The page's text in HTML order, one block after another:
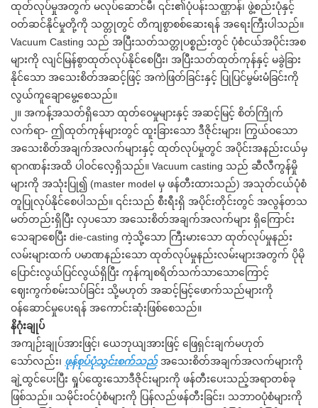
ထုတ်လုပ်မှုအတွက် မလုပ်ဆောင်မီ၊ ၎င်း၏ပုံပန်းသဏ္ဌာန်၊ ဖွဲ့စည်းပုံနှင့်
ဝတ်ဆင်နိုင်မှုတို့ကို သတ္တုတွင် တိကျစွာစစ်ဆေးရန် အရေးကြီးပါသည်။
Vacuum Casting သည် အပြီးသတ်သတ္တုပစ္စည်းတွင် ပုံစံငယ်အပိုင်းအစ
များကို လျင်မြန်စွာထုတ်လုပ်နိုင်စေပြီး၊ အပြီးသတ်ထုတ်ကုန်နှင့် မခွဲခြား
နိုင်သော အသေးစိတ်အဆင့်ဖြင့် အကဲဖြတ်ခြင်းနှင့် ပြုပြင်မွမ်းမံခြင်းကို
လွယ်ကူချောမွေ့စေသည်။
၂။ အကန့်အသတ်ရှိသော ထုတ်ဝေမှုများနှင့် အဆင့်မြင့် စိတ်ကြိုက်
လက်ရာ- ဤထုတ်ကုန်များတွင် ထူးခြားသော ဒီဇိုင်းများ၊ ကြွယ်ဝသော
အသေးစိတ်အချက်အလက်များနှင့် ထုတ်လုပ်မှုတွင် အပိုင်းအနည်းငယ်မှ
ရာဂဏန်းအထိ ပါဝင်လေ့ရှိသည်။ Vacuum casting သည် ဆီလီကွန်မှို
များကို အသုံးပြု၍ (master model မှ ဖန်တီးထားသည်) အသုတ်ငယ်ပုံစံ
တူပြုလုပ်နိုင်စေပါသည်။ ၎င်းသည် စီးရီးရှိ အပိုင်းတိုင်းတွင် အလွန်တသ
မတ်တည်းရှိပြီး လှပသော အသေးစိတ်အချက်အလက်များ ရှိကြောင်း
သေချာစေပြီး die-casting ကဲ့သို့သော ကြီးမားသော ထုတ်လုပ်မှုနည်း
လမ်းများထက် ပမာဏနည်းသော ထုတ်လုပ်မှုနည်းလမ်းများအတွက် ပိုမို
ပြောင်းလွယ်ပြင်လွယ်ရှိပြီး ကုန်ကျစရိတ်သက်သာသောကြောင့်
ဈေးကွက်စမ်းသပ်ခြင်း သို့မဟုတ် အဆင့်မြင့်ဖောက်သည်များကို
ဝန်ဆောင်မှုပေးရန် အကောင်းဆုံးဖြစ်စေသည်။
နိဂုံးချုပ်
အကျဉ်းချုပ်အားဖြင့်၊ ယေဘုယျအားဖြင့် ဖြေရှင်းချက်မဟုတ်
သော်လည်း၊ ဖုန်စုပ်ပုံသွင်းစက်သည်အသေးစိတ်အချက်အလက်များကို
ချဲ့ထွင်ပေးပြီး ရှုပ်ထွေးသောဒီဇိုင်းများကို ဖန်တီးပေးသည့်အရာတစ်ခု
ဖြစ်သည်။ သမိုင်းဝင်ပုံစံများကို ပြန်လည်ဖန်တီးခြင်း၊ သဘာဝပုံစံများကို